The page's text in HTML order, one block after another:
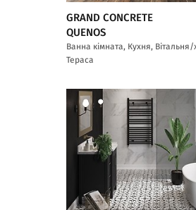
GRAND CONCRETE
QUENOS
Ванна кімната, Кухня,
Тераса